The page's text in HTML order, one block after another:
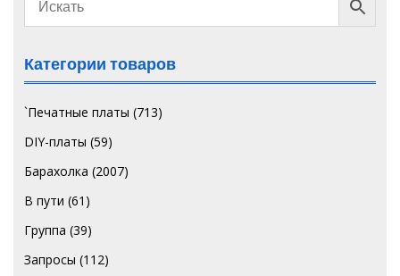
Категории товаров
`Печатные платы (713)
DIY-платы (59)
Барахолка (2007)
В пути (61)
Группа (39)
Запросы (112)